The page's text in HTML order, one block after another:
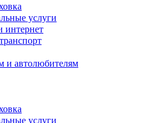
услуги
интернет
автолюбителям
услуги